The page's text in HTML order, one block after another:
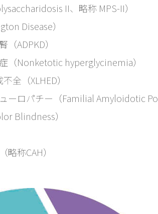
II、略称 MPS-II）
Disease）
ADPKD）
（Nonketotic hyperglycinemia）
全（XLHED）
ーロパチー（Familial Amyloidotic
Blindness）
称CAH）